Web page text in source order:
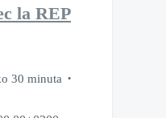
la REP
30 minuta